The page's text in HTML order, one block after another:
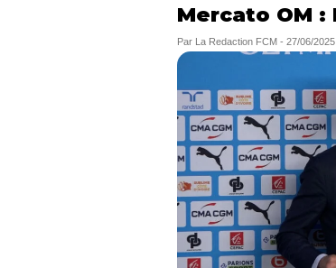
Mercato OM :
Par La Redaction FCM - 27/06/